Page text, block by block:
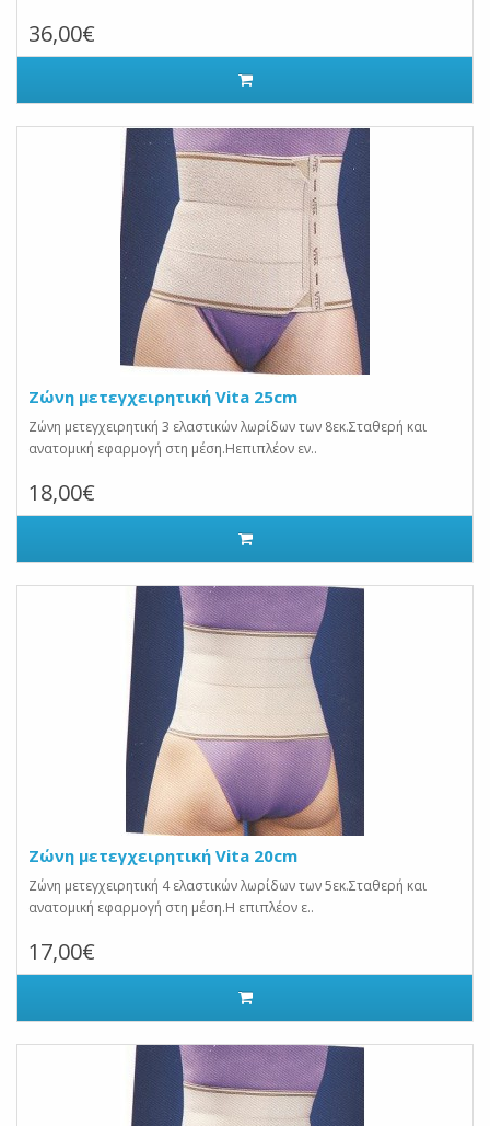
36,00€
Ζώνη μετεγχειρητική Vita 25cm
Ζώνη μετεγχειρητική 3 ελαστικών λωρίδων των 8εκ.Σταθερή και
ανατομική εφαρμογή στη μέση.Ηεπιπλέον εν..
18,00€
Ζώνη μετεγχειρητική Vita 20cm
Ζώνη μετεγχειρητική 4 ελαστικών λωρίδων των 5εκ.Σταθερή και
ανατομική εφαρμογή στη μέση.Η επιπλέον ε..
17,00€